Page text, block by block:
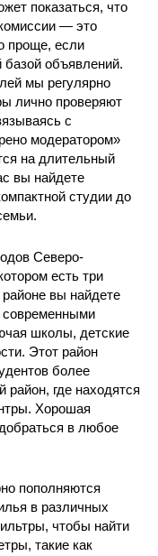
показаться, что
— это
проще, если
базой объявлений.
мы регулярно
лично проверяют
с
модератором»
на длительный
вы найдете
студии до
Северо-
есть три
вы найдете
современными
школы, детские
Этот район
более
где находятся
Хорошая
в любое
пополняются
в различных
чтобы найти
такие как